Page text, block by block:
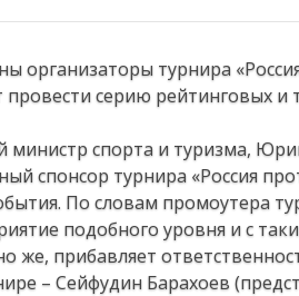
организаторы турнира
серию рейтинговых и
министр спорта и туризма,
спонсор турнира «Россия
По словам промоутера
подобного уровня и с
же, прибавляет
– Сейфудин Барахоев